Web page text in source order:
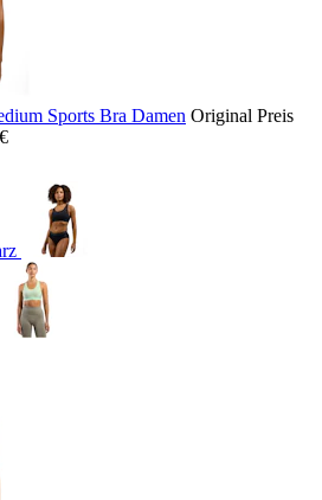
Sports Bra Damen Original Preis